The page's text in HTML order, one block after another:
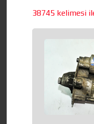
38745 kelimesi